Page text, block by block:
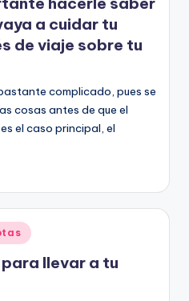
a cuidar tu
de viaje sobre tu
complicado, pues se
cosas antes de que el
el caso principal, el
llevar a tu